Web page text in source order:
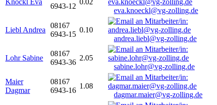
Knöckl Eva
6943-12
0.02
eva.knoeckl@vg-zolling.de
Liebl Andrea
08167
6943-15
0.10
andrea.liebl@vg-zolling.de
Lohr Sabine
08167
6943-36
2.05
sabine.lohr@vg-zolling.de
Maier
Dagmar
08167
6943-16
1.08
dagmar.maier@vg-zolling.de